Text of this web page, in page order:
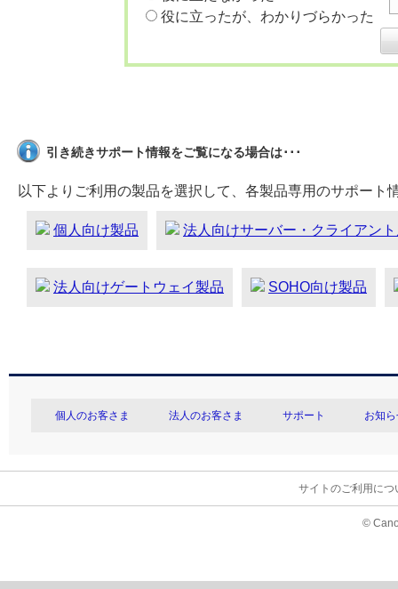
役に立ったが、わかりづらかった
引き続きサポート情報をご覧になる場合は･･･
以下よりご利用の製品を選択して、各製品専用のサポート
個人向け製品 法人向けサーバー・クライアン
法人向けゲートウェイ製品 SOHO向け製品
個人のお客さま 法人のお客さま サポート お知
サイトのご利用につ
©